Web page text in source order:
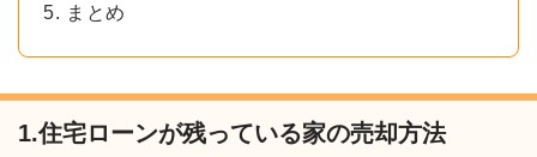
5. まとめ
1.住宅ローンが残っている家の売却方法